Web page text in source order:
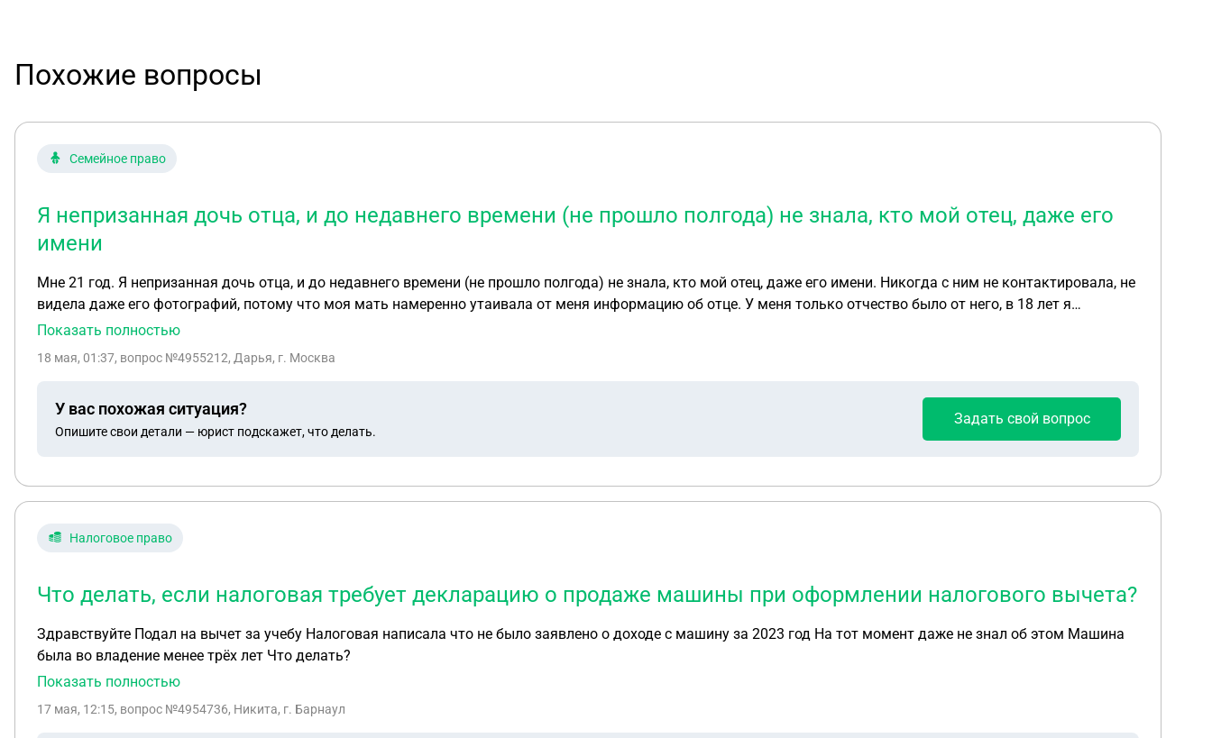
Похожие вопросы
Семейное право
Я непризанная дочь отца, и до недавнего времени (не прошло полгода) не знала, кто мой отец, даже его
имени
Мне 21 год. Я непризанная дочь отца, и до недавнего времени (не прошло полгода) не знала, кто мой отец, даже его имени. Никогда с ним не контактировала, не
видела даже его фотографий, потому что моя мать намеренно утаивала от меня информацию об отце. У меня только отчество было от него, в 18 лет я
поменяла отчество в честь близкого человека, так как мама не говорила мне, кто отец, как бы я ни просила. У меня не было возможности в 18 лет обратиться в
ли я восстановить сроки на наследство вместе с установлением отцовства, подав соединённый иск?
Показать полностью
18 мая, 01:37, вопрос №4955212, Дарья, г. Москва
У вас похожая ситуация?
Опишите свои детали — юрист подскажет, что делать.
Задать свой вопрос
Налоговое право
Что делать, если налоговая требует декларацию о продаже машины при оформлении налогового вычета?
Здравствуйте Подал на вычет за учебу Налоговая написала что не было заявлено о доходе с машину за 2023 год На тот момент даже не знал об этом Машина
была во владение менее трёх лет Что делать?
Показать полностью
17 мая, 12:15, вопрос №4954736, Никита, г. Барнаул